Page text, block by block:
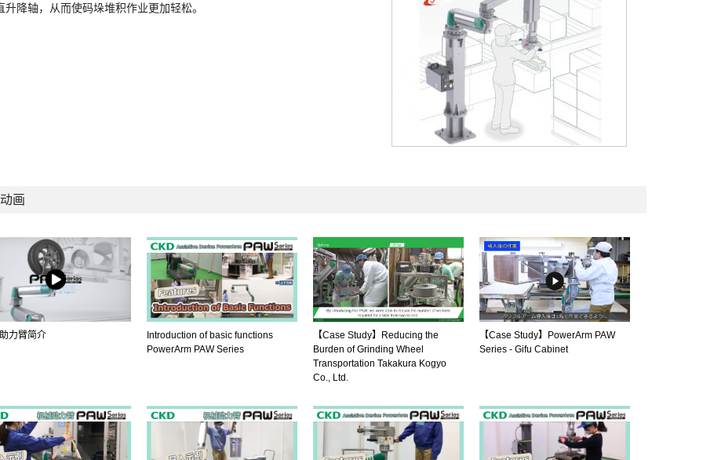
升降轴，从而使码垛堆积作业更加轻松。
画
力臂简介
Introduction of basic functions
PowerArm PAW Series
【Case Study】Reducing the
Burden of Grinding Wheel
Transportation Takakura Kogyo
Co., Ltd.
【Case Study】PowerArm PAW
Series - Gifu Cabinet